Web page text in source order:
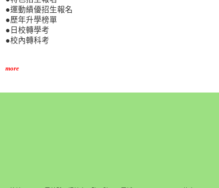
●運動績優招生報名
●歷年升學榜單
●日校轉學考
●校內轉科考
more